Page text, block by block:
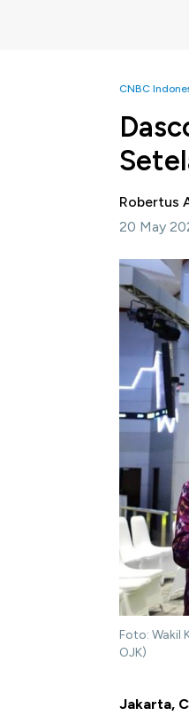
CNBC
Robertus
20 May
Foto: Wakil
OJK)
Jakarta,